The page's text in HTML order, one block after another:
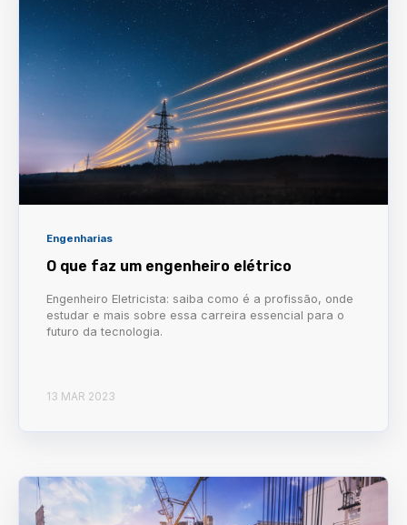
Engenharias
O que faz um engenheiro elétrico
Engenheiro Eletricista: saiba como é a profissão, onde
estudar e mais sobre essa carreira essencial para o
futuro da tecnologia.
13 MAR 2023